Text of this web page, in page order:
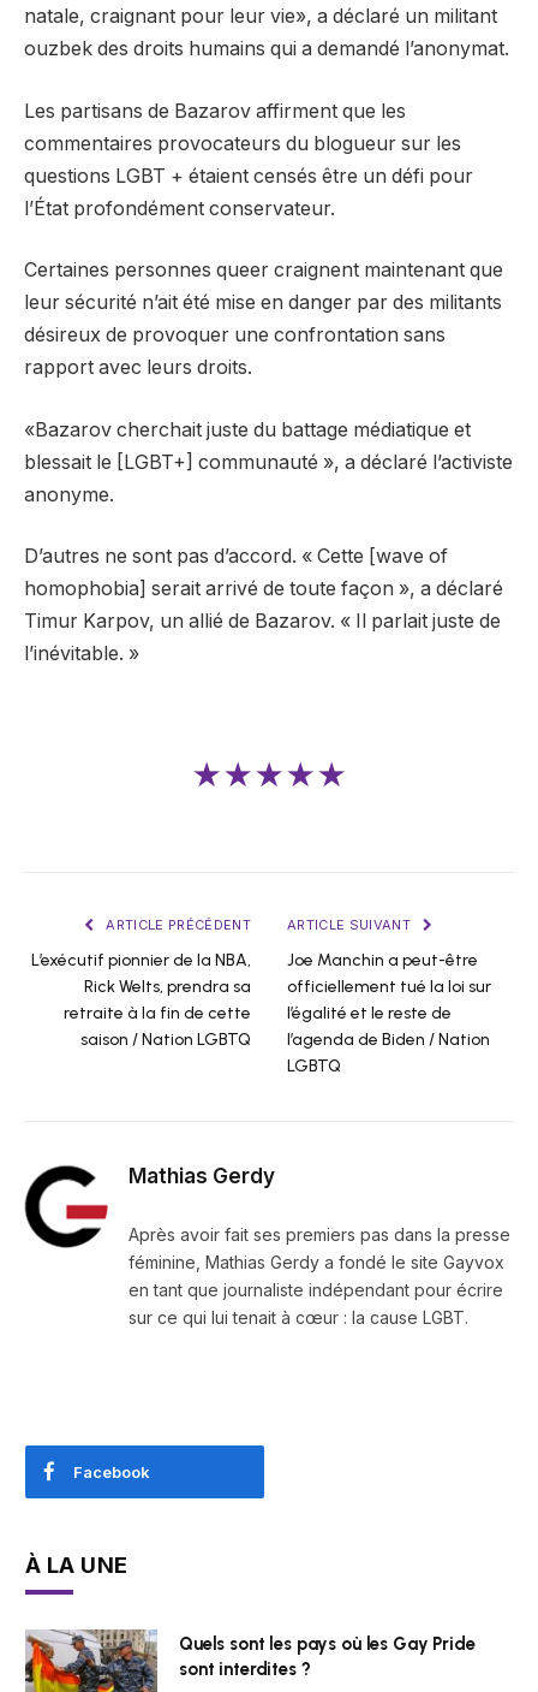
natale, craignant pour leur vie», a déclaré un militant
ouzbek des droits humains qui a demandé l’anonymat.
Les partisans de Bazarov affirment que les
commentaires provocateurs du blogueur sur les
questions LGBT + étaient censés être un défi pour
l’État profondément conservateur.
Certaines personnes queer craignent maintenant que
leur sécurité n’ait été mise en danger par des militants
désireux de provoquer une confrontation sans
rapport avec leurs droits.
«Bazarov cherchait juste du battage médiatique et
blessait le [LGBT+] communauté », a déclaré l’activiste
anonyme.
D’autres ne sont pas d’accord. « Cette [wave of
homophobia] serait arrivé de toute façon », a déclaré
Timur Karpov, un allié de Bazarov. « Il parlait juste de
l’inévitable. »
★★★★★
ARTICLE PRÉCÉDENT
L’exécutif pionnier de la NBA,
Rick Welts, prendra sa
retraite à la fin de cette
saison / Nation LGBTQ
ARTICLE SUIVANT
Joe Manchin a peut-être
officiellement tué la loi sur
l’égalité et le reste de
l’agenda de Biden / Nation
LGBTQ
Mathias Gerdy
Après avoir fait ses premiers pas dans la presse
féminine, Mathias Gerdy a fondé le site Gayvox
en tant que journaliste indépendant pour écrire
sur ce qui lui tenait à cœur : la cause LGBT.
Facebook
À LA UNE
Quels sont les pays où les Gay Pride
sont interdites ?